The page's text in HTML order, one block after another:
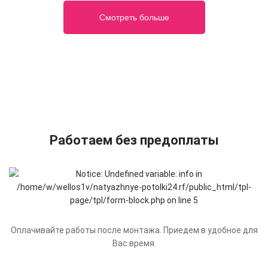
Смотреть больше
Работаем без предоплаты
Оплачивайте работы после монтажа. Приедем в удобное для
Вас время.